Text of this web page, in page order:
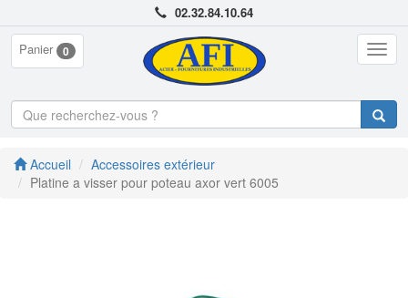
02.32.84.10.64
Panier 0
Accueil
Accessoires extérieur
Platine a visser pour poteau axor vert 6005